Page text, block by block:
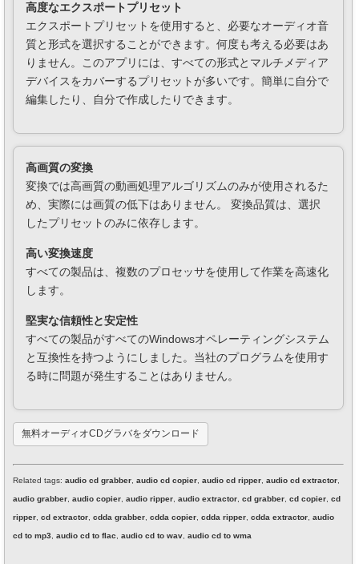
高度なエクスポートプリセット
エクスポートプリセットを使用すると、必要なオーディオ音
質と形式を選択することができます。何度も考える必要はあ
りません。このアプリには、すべての形式とマルチメディア
デバイスをカバーするプリセットが多いです。簡単に自分で
編集したり、自分で作成したりできます。
高画質の変換
変換では高画質の動画処理アルゴリズムのみが使用されるた
め、実際には画質の低下はありません。 変換品質は、選択
したプリセットのみに依存します。
高い変換速度
すべての製品は、複数のプロセッサを使用して作業を高速化
します。
堅実な信頼性と安定性
すべての製品がすべてのWindowsオペレーティングシステム
と互換性を持つようにしました。当社のプログラムを使用す
る時に問題が発生することはありません。
無料オーディオCDグラバをダウンロード
Related tags: audio cd grabber audio cd copier audio cd ripper audio cd extractor
audio grabber audio copier audio ripper audio extractor cd grabber cd copier cd
ripper cd extractor cdda grabber cdda copier cdda ripper cdda extractor audio
cd to mp3 audio cd to flac audio cd to wav audio cd to wma